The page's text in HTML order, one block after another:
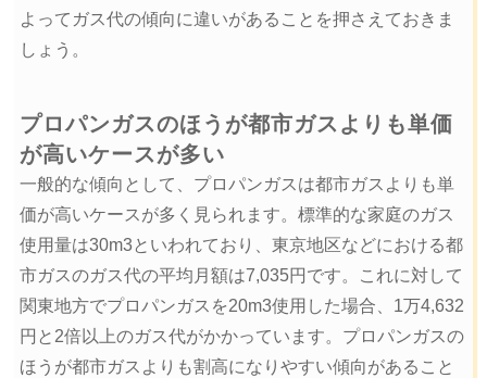
よってガス代の傾向に違いがあることを押さえておきま
しょう。
プロパンガスのほうが都市ガスよりも単価
が高いケースが多い
一般的な傾向として、プロパンガスは都市ガスよりも単
価が高いケースが多く見られます。標準的な家庭のガス
使用量は30m3といわれており、東京地区などにおける都
市ガスのガス代の平均月額は7,035円です。これに対して
関東地方でプロパンガスを20m3使用した場合、1万4,632
円と2倍以上のガス代がかかっています。プロパンガスの
ほうが都市ガスよりも割高になりやすい傾向があること